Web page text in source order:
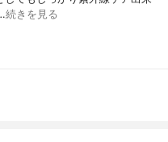
続きを見る